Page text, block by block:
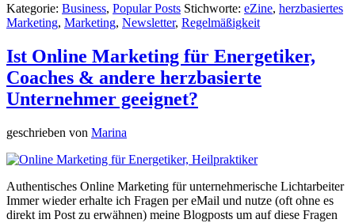
Kategorie: Business, Popular Posts Stichworte: eZine, herzbasiertes
Marketing, Marketing, Newsletter, Regelmäßigkeit
Ist Online Marketing für Energetiker,
Coaches & andere herzbasierte
Unternehmer geeignet?
geschrieben von Marina
Authentisches Online Marketing für unternehmerische Lichtarbeiter
Immer wieder erhalte ich Fragen per eMail und nutze (oft ohne es
direkt im Post zu erwähnen) meine Blogposts um auf diese Fragen